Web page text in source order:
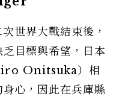
世界大戰結束後，
目標與希望，日本
Onitsuka）相
心，因此在兵庫縣